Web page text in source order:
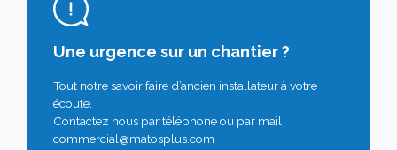
Une urgence sur un chantier ?
Tout notre savoir faire d’ancien installateur à votre
écoute.
Contactez nous par téléphone ou par mail
commercial@matosplus.com